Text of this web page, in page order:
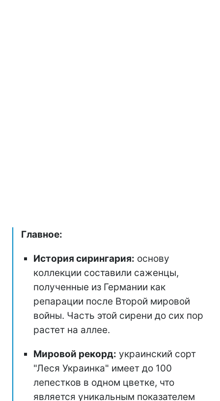
Главное:
История сирингария: основу
коллекции составили саженцы,
полученные из Германии как
репарации после Второй мировой
войны. Часть этой сирени до сих пор
растет на аллее.
Мировой рекорд: украинский сорт
"Леся Украинка" имеет до 100
лепестков в одном цветке, что
является уникальным показателем